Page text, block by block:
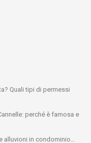
Quali tipi di permessi
perché è famosa e
alluvioni in condominio…